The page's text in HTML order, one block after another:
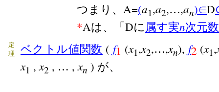
つまり、 A=(a1 ,a2,…,an)∈D
*Aは、「Dに 属す実n次元
定
理
ベクトル値関数 ( f1 (x1 ,x2,…,xn), f2 (x1 ,
x1 ,x2 , … ,xn ) が、